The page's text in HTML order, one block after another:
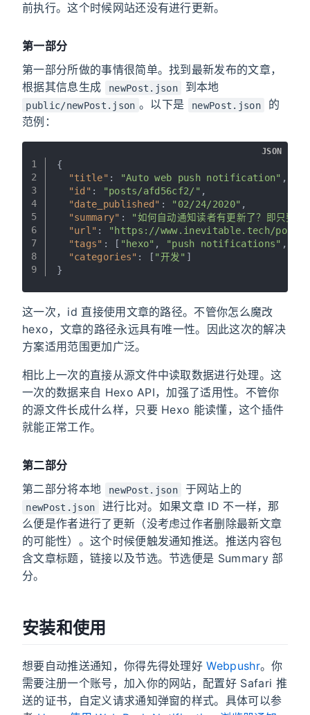
前执行。这个时候网站还没有进行更新。
第一部分
第一部分所做的事情很简单。找到最新发布的文章，
根据其信息生成
newPost.json 到本地
public/newPost.json 。以下是 newPost.json
的
范例：
1
2
3
4
5
6
7
8
9
{
"title" : "Auto web push notification" ,
"id" : "posts/afd56cf2/" ,
"date_published" : "02/24/2020" ,
"summary" :
"如何自动通知读者有更新了？即只要
"url" :
"https://www.inevitable.tech/
"tags" : [ "hexo" , "push notifications" ,
"categories" : [ "开发" ]
}
JSON
这一次，id 直接使用文章的路径。不管你怎么魔改
hexo，文章的路径永远具有唯一性。因此这次的解决
方案适用范围更加广泛。
相比上一次的直接从源文件中读取数据进行处理。这
一次的数据来自 Hexo API，加强了适用性。不管你
的源文件长成什么样，只要 Hexo 能读懂，这个插件
就能正常工作。
第二部分
第二部分将本地
newPost.json 于网站上的
newPost.json
进行比对。如果文章 ID 不一样，那
么便是作者进行了更新（没考虑过作者删除最新文章
的可能性）。这个时候便触发通知推送。推送内容包
含文章标题，链接以及节选。节选便是 Summary 部
分。
安装和使用
想要自动推送通知，你得先得处理好Webpushr。你
需要注册一个账号，加入你的网站，配置好 Safari 推
送的证书，自定义请求通知弹窗的样式。具体可以参